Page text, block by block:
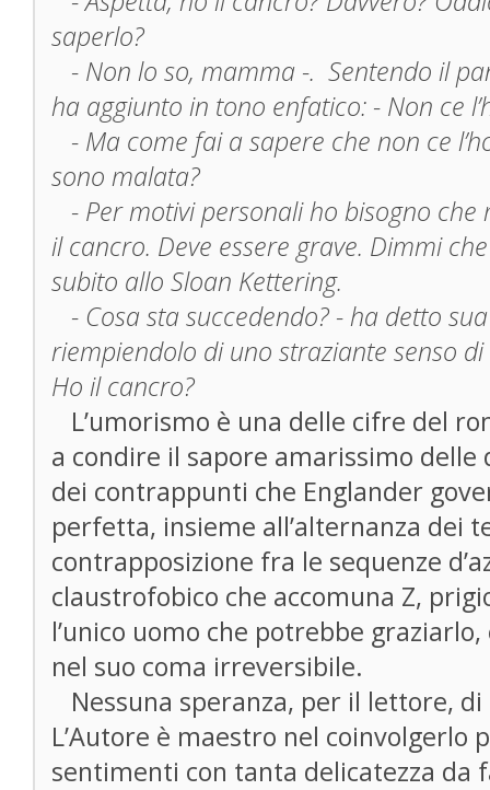
saperlo?
- Non lo so, mamma -. Sentendo il
ha aggiunto in tono enfatico: - Non ce
- Ma come fai a sapere che non ce
sono malata?
- Per motivi personali ho bisogno
il cancro. Deve essere grave. Dimmi
subito allo Sloan Kettering.
- Cosa sta succedendo? - ha detto
riempiendolo di uno straziante senso
Ho il cancro?
L’umorismo è una delle cifre del
a condire il sapore amarissimo delle
dei contrappunti che Englander
perfetta, insieme all’alternanza dei
contrapposizione fra le sequenze
claustrofobico che accomuna Z,
l’unico uomo che potrebbe
nel suo coma irreversibile.
Nessuna speranza, per il lettore,
L’Autore è maestro nel coinvolgerlo
sentimenti con tanta delicatezza da